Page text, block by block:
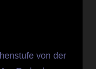
von der